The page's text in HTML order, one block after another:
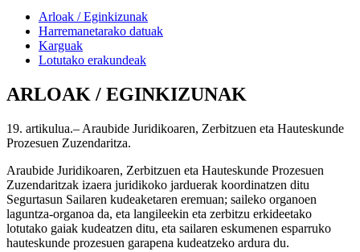
Arloak / Eginkizunak
Harremanetarako datuak
Karguak
Lotutako erakundeak
ARLOAK / EGINKIZUNAK
19. artikulua.– Araubide Juridikoaren, Zerbitzuen eta Hauteskunde
Prozesuen Zuzendaritza.
Araubide Juridikoaren, Zerbitzuen eta Hauteskunde Prozesuen
Zuzendaritzak izaera juridikoko jarduerak koordinatzen ditu
Segurtasun Sailaren kudeaketaren eremuan; saileko organoen
laguntza-organoa da, eta langileekin eta zerbitzu erkideetako
lotutako gaiak kudeatzen ditu, eta sailaren eskumenen esparruko
hauteskunde prozesuen garapena kudeatzeko ardura du.